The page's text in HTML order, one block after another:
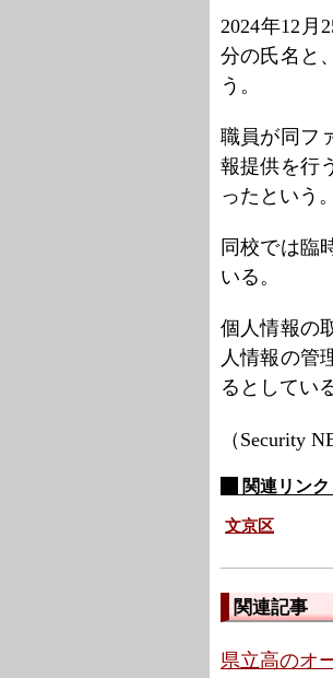
2024年12月
分の氏名と
う。
職員が同フ
報提供を行
ったという。
同校では臨
いる。
個人情報の
人情報の管
るとしてい
（Security
関連リンク
文京区
関連記事
県立高のオ